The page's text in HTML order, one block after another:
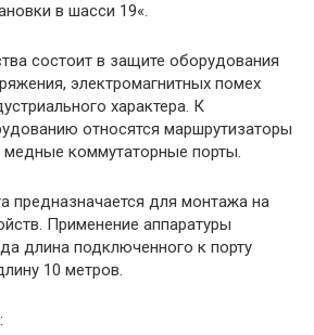
в шасси 19«.
состоит в защите оборудования
электромагнитных помех
характера. К
относятся маршрутизаторы
коммутаторные порты.
предназначается для монтажа на
Применение аппаратуры
длина подключенного к порту
10 метров.